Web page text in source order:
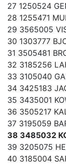
27 1250524
28 1255471
29 3565005
30 1303777
31 3505481
32 3185256
33 3105040
34 3425183
35 3435001
36 3505217
37 3195059
38 3485032
39 3205075
40 3185004